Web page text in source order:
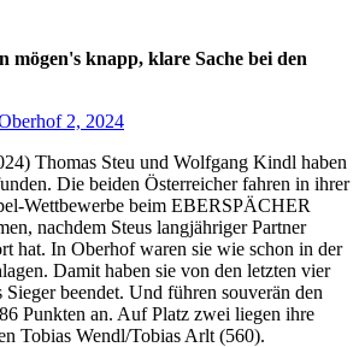
mögen's knapp, klare Sache bei den
Thomas Steu und Wolfgang Kindl haben
Die beiden Österreicher fahren in ihrer
Wettbewerbe beim EBERSPÄCHER
nachdem Steus langjähriger Partner
hat. In Oberhof waren sie wie schon in der
Damit haben sie von den letzten vier
beendet. Und führen souverän den
Punkten an. Auf Platz zwei liegen ihre
Tobias Wendl/Tobias Arlt (560).